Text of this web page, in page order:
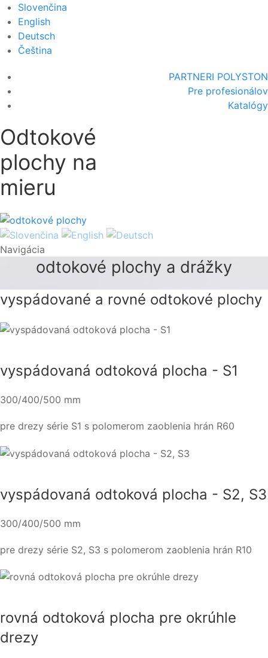
Slovenčina
English
Deutsch
Čeština
PARTNERI POLYSTON
Pre profesionálov
Katalógy
Odtokové
plochy na
mieru
Navigácia
odtokové plochy a drážky
vyspádované a rovné odtokové plochy
vyspádovaná odtoková plocha - S1
300/400/500 mm
pre drezy série S1 s polomerom zaoblenia hrán R60
vyspádovaná odtoková plocha - S2, S3
300/400/500 mm
pre drezy série S2, S3 s polomerom zaoblenia hrán R10
rovná odtoková plocha pre okrúhle
drezy